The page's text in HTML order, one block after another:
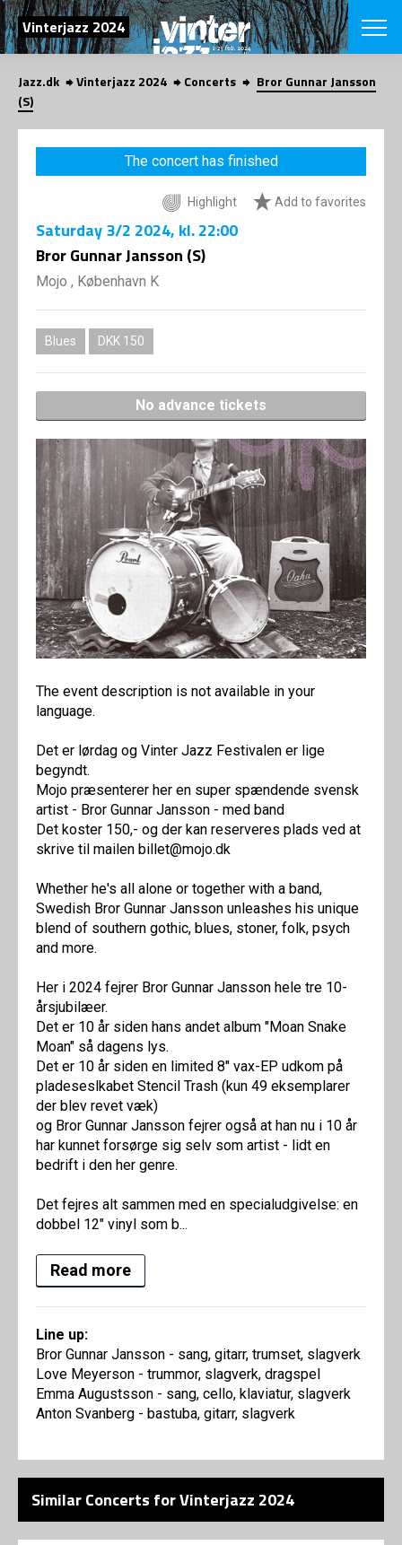
SEARCH
Vinterjazz 2024
Danish
CHOOSE
VINTERJAZZ
Themes
LOCATIONS
SHOP
Jazz.dk Vinterjazz 2024 Concerts
Bror Gunnar Jansson
(S)
The concert has finished
Highlight Add to favorites
Saturday3/2 2024, kl. 22:00
Bror Gunnar Jansson (S)
Mojo , København K
Blues DKK 150
No advance tickets
The event description is not available in your
language.
Det er lørdag og Vinter Jazz Festivalen er lige
begyndt.
Mojo præsenterer her en super spændende svensk
artist - Bror Gunnar Jansson - med band
Det koster 150,- og der kan reserveres plads ved at
skrive til mailen billet@mojo.dk
Whether he's all alone or together with a band,
Swedish Bror Gunnar Jansson unleashes his unique
blend of southern gothic, blues, stoner, folk, psych
and more.
Her i 2024 fejrer Bror Gunnar Jansson hele tre 10-
årsjubilæer.
Det er 10 år siden hans andet album "Moan Snake
Moan" så dagens lys.
Det er 10 år siden en limited 8" vax-EP udkom på
pladeseslkabet Stencil Trash (kun 49 eksemplarer
der blev revet væk)
og Bror Gunnar Jansson fejrer også at han nu i 10 år
har kunnet forsørge sig selv som artist - lidt en
bedrift i den her genre.
Det fejres alt sammen med en specialudgivelse: en
dobbel 12" vinyl som b...
Read more
Line up:
Bror Gunnar Jansson - sang, gitarr, trumset, slagverk
Love Meyerson - trummor, slagverk, dragspel
Emma Augustsson - sang, cello, klaviatur, slagverk
Anton Svanberg - bastuba, gitarr, slagverk
Similar Concerts for Vinterjazz 2024